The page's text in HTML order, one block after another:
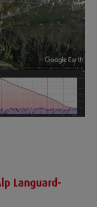
Languard-